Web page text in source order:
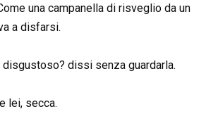
una campanella di risveglio da un
a disfarsi.
dissi senza guardarla.
lei, secca.